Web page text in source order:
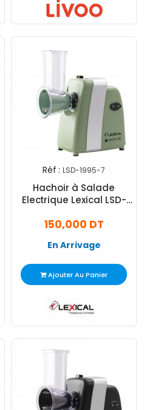
Réf : LSD-1995-7
Hachoir à Salade
Electrique Lexical LSD-
150,000 DT
En Arrivage
Ajouter Au Panier